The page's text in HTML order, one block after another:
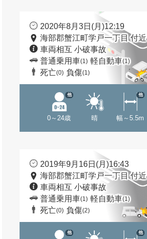
2020年8月3日(月)12:19
海部郡蟹江町学戸一丁目 付近
車両相互 小破事故
普通乗用車(1) 軽自動車(1)
死亡(0) 負傷(1)
0～24歳
他
晴 幅～5.5m
他
2019年9月16日(月)16:43
海部郡蟹江町学戸一丁目 付近
車両相互 小破事故
普通乗用車(1) 軽自動車(1)
死亡(0) 負傷(2)
他 他